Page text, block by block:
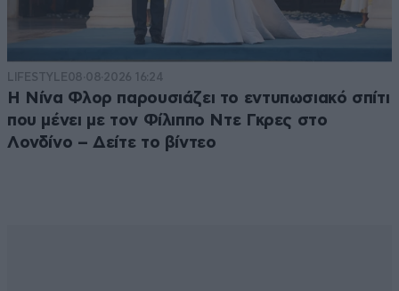
LIFESTYLE08·08·2026 16:24
Η Νίνα Φλορ παρουσιάζει το εντυπωσιακό σπίτι
που μένει με τον Φίλιππο Ντε Γκρες στο
Λονδίνο – Δείτε το βίντεο